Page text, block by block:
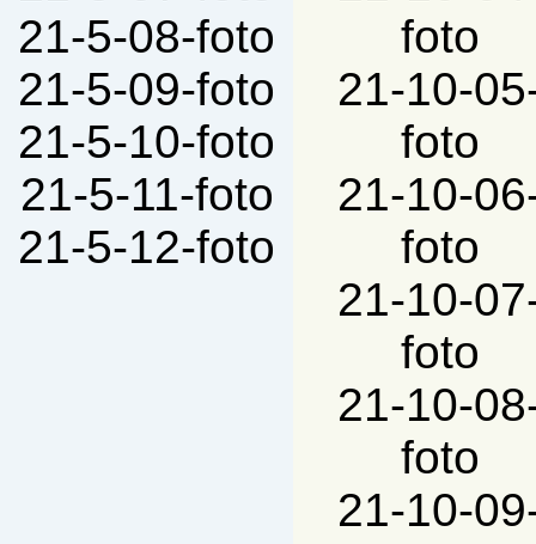
21-5-08-foto
21-5-09-foto
21-5-10-foto
21-5-11-foto
21-5-12-foto
foto
21-10-
foto
21-10-
foto
21-10-
foto
21-10-
foto
21-10-